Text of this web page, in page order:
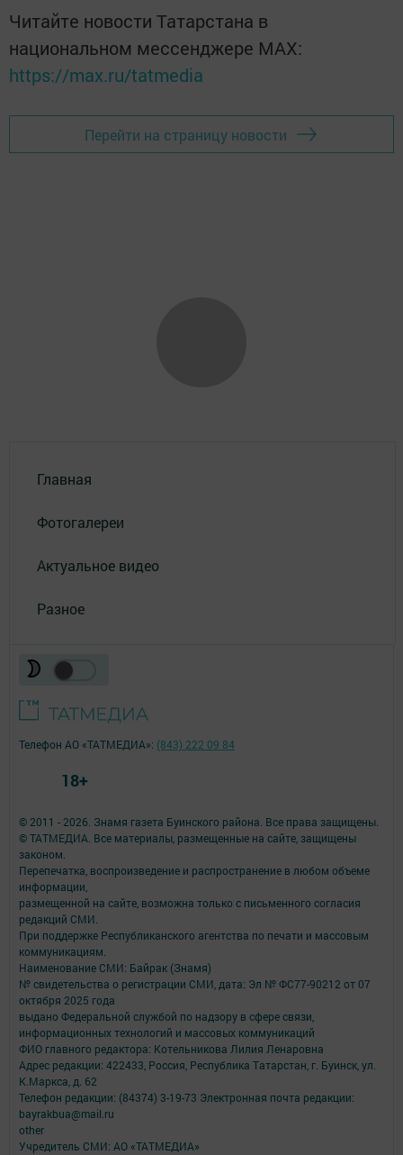
Читайте новости Татарстана в
национальном мессенджере MАХ:
https://max.ru/tatmedia
Перейти на страницу новости
Главная
Фотогалереи
Актуальное видео
Разное
© 2011 - 2026. Знамя газета Буинского района. Все права защищены.
© ТАТМЕДИА. Все материалы, размещенные на сайте, защищены
законом.
Перепечатка, воспроизведение и распространение в любом объеме
информации,
размещенной на сайте, возможна только с письменного согласия
редакций СМИ.
При поддержке Республиканского агентства по печати и массовым
коммуникациям.
Наименование СМИ: Байрак (Знамя)
№ свидетельства о регистрации СМИ, дата: Эл № ФС77-90212 от 07
октября 2025 года
выдано Федеральной службой по надзору в сфере связи,
информационных технологий и массовых коммуникаций
ФИО главного редактора: Котельникова Лилия Ленаровна
Адрес редакции: 422433, Россия, Республика Татарстан, г. Буинск, ул.
К.Маркса, д. 62
Телефон редакции: (84374) 3-19-73 Электронная почта редакции:
bayrakbua@mail.ru
other
Учредитель СМИ: АО «ТАТМЕДИА»
Телефон АО «ТАТМЕДИА»: (843) 222 09 84
18+